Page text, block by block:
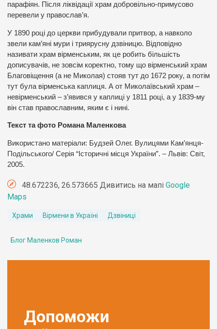
парафіян. Після ліквідації храм добровільно-примусово
перевели у православ’я.
У 1890 році до церкви прибудували притвор, а навколо
звели кам’яні мури і триярусну дзвіницю. Відповідно
називати храм вірменським, як це робить більшість
дописувачів, не зовсім коректно, тому що вірменський храм
Благовіщення (а не Миколая) стояв тут до 1672 року, а потім
тут була вірменська каплиця. А от Миколаївський храм –
невірменський – з’явився у каплиці у 1811 році, а у 1839-му
він став православним, яким є і нині.
Текст та фото Романа Маленкова
Використано матеріали: Будзей Олег. Вулицями Кам’янця-
Подільського/ Серія “Історичні місця України”. – Львів: Світ,
2005.
48.672236, 26.573665 Дивитись на мапі Google
Maps
Храми Вірмени в Україні Дзвіниці
Блог Маленков Роман
Допоможи